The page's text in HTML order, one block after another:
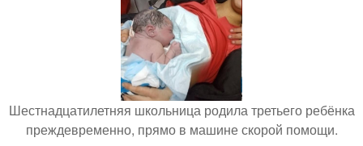
Шестнадцатилетняя школьница родила третьего ребёнка
преждевременно, прямо в машине скорой помощи.